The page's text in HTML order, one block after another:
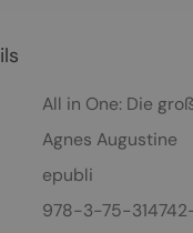
All in One: Die
Agnes Augustine
epubli
978-3-75-